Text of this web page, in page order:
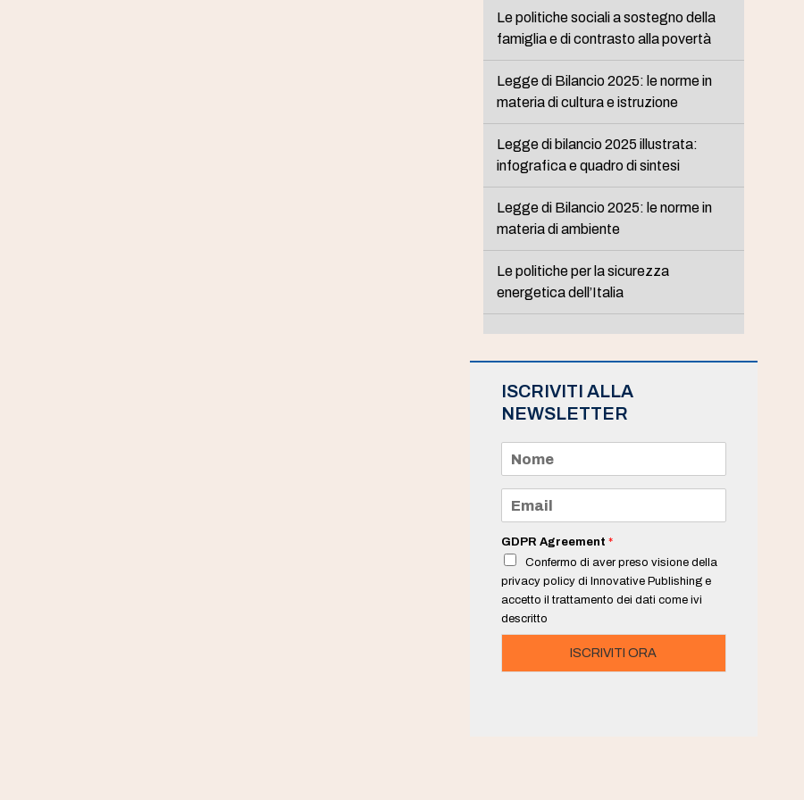
Le politiche sociali a sostegno della
famiglia e di contrasto alla povertà
Legge di Bilancio 2025: le norme in
materia di cultura e istruzione
Legge di bilancio 2025 illustrata:
infografica e quadro di sintesi
Legge di Bilancio 2025: le norme in
materia di ambiente
Le politiche per la sicurezza
energetica dell’Italia
ISCRIVITI ALLA
NEWSLETTER
m
e
a
i
*
GDPR Agreement *
Confermo di aver preso visione della
privacy policy di Innovative Publishing e
accetto il trattamento dei dati come ivi
descritto
ISCRIVITI ORA